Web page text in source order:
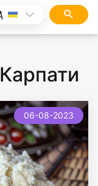
06-08-2023